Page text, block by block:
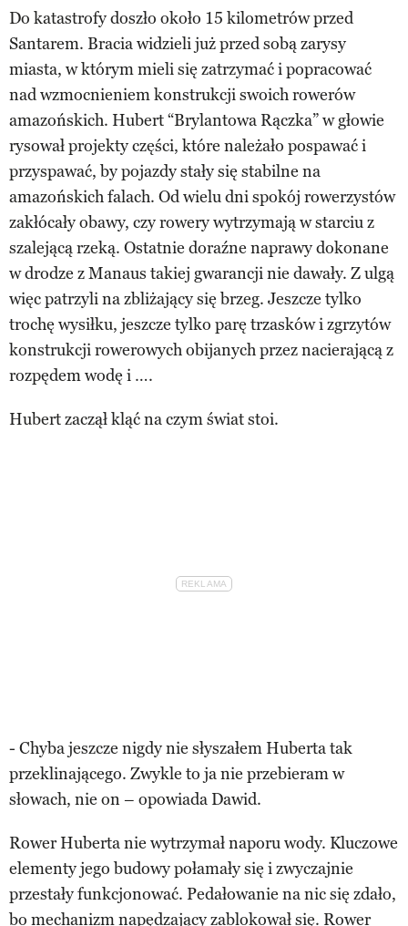
Do katastrofy doszło około 15 kilometrów przed
Santarem. Bracia widzieli już przed sobą zarysy
miasta, w którym mieli się zatrzymać i popracować
nad wzmocnieniem konstrukcji swoich rowerów
amazońskich. Hubert “Brylantowa Rączka” w głowie
rysował projekty części, które należało pospawać i
przyspawać, by pojazdy stały się stabilne na
amazońskich falach. Od wielu dni spokój rowerzystów
zakłócały obawy, czy rowery wytrzymają w starciu z
szalejącą rzeką. Ostatnie doraźne naprawy dokonane
w drodze z Manaus takiej gwarancji nie dawały. Z ulgą
więc patrzyli na zbliżający się brzeg. Jeszcze tylko
trochę wysiłku, jeszcze tylko parę trzasków i zgrzytów
konstrukcji rowerowych obijanych przez nacierającą z
rozpędem wodę i ….
Hubert zaczął kląć na czym świat stoi.
- Chyba jeszcze nigdy nie słyszałem Huberta tak
przeklinającego. Zwykle to ja nie przebieram w
słowach, nie on – opowiada Dawid.
Rower Huberta nie wytrzymał naporu wody. Kluczowe
elementy jego budowy połamały się i zwyczajnie
przestały funkcjonować. Pedałowanie na nic się zdało,
bo mechanizm napędzający zablokował się. Rower